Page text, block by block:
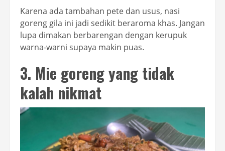
Karena ada tambahan pete dan usus, nasi
goreng gila ini jadi sedikit beraroma khas. Jangan
lupa dimakan berbarengan dengan kerupuk
warna-warni supaya makin puas.
3. Mie goreng yang tidak
kalah nikmat